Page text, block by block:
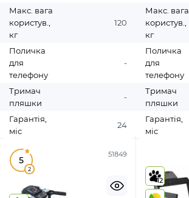
Макс. вага
користув.,
кг
120
Поличка
для
телефону
-
Тримач
пляшки
-
Гарантія,
міс
24
Макс. вага
користув.,
кг
Поличка
для
телефону
Тримач
пляшки
Гарантія,
міс
51849
5
2
12